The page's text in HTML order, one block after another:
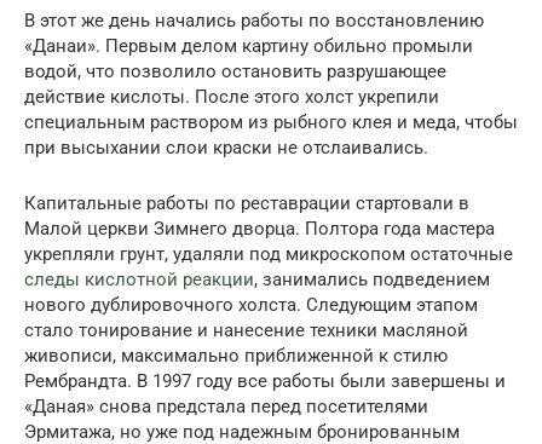
В этот же день начались работы по восстановлению
«Данаи». Первым делом картину обильно промыли
водой, что позволило остановить разрушающее
действие кислоты. После этого холст укрепили
специальным раствором из рыбного клея и меда, чтобы
при высыхании слои краски не отслаивались.
Капитальные работы по реставрации стартовали в
Малой церкви Зимнего дворца. Полтора года мастера
укрепляли грунт, удаляли под микроскопом остаточные
следы кислотной реакции, занимались подведением
нового дублировочного холста. Следующим этапом
стало тонирование и нанесение техники масляной
живописи, максимально приближенной к стилю
Рембрандта. В 1997 году все работы были завершены и
«Даная» снова предстала перед посетителями
Эрмитажа, но уже под надежным бронированным